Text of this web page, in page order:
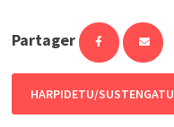
Partager
HARPIDETU/SUSTENGATU